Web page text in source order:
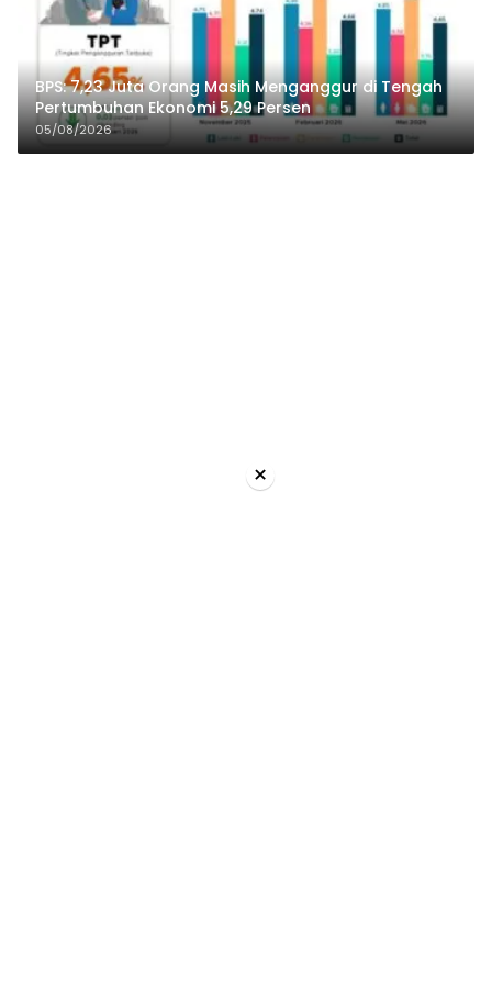
BPS: 7,23 Juta Orang Masih Menganggur di Tengah
Pertumbuhan Ekonomi 5,29 Persen
05/08/2026
×